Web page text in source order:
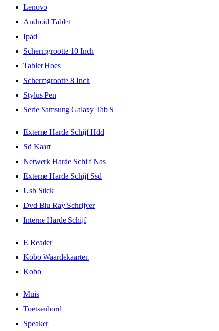
Lenovo
Android Tablet
Ipad
Schermgrootte 10 Inch
Tablet Hoes
Schermgrootte 8 Inch
Stylus Pen
Serie Samsung Galaxy Tab S
Externe Harde Schijf Hdd
Sd Kaart
Netwerk Harde Schijf Nas
Externe Harde Schijf Ssd
Usb Stick
Dvd Blu Ray Schrijver
Interne Harde Schijf
E Reader
Kobo Waardekaarten
Kobo
Muis
Toetsenbord
Speaker